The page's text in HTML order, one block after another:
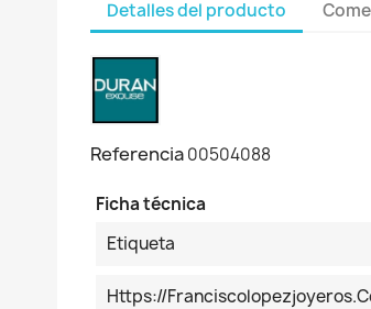
Detalles del producto
Referencia00504088
Ficha técnica
Etiqueta
Https://